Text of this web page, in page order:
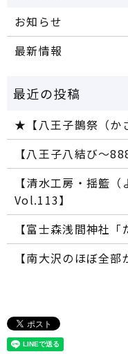
お知らせ
最新情報
★【八王子鵲祭（か
【八王子八結び～
【清水工房・揺籃
Vol.113】
【富士森浅間神社「
【南大沢のほぼ全